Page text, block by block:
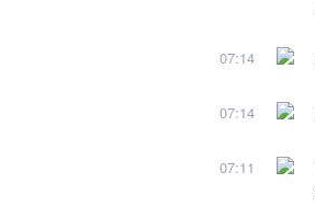
07:14
07:14
07:11